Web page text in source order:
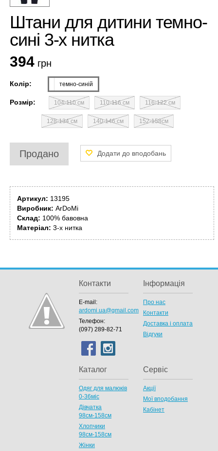
Штани для дитини темно-
сині 3-х нитка
394 грн
Колір: темно-синій
Розмір: 104-110 см 110-116 см 116-122 см
128-134 см 140-146 см 152-158см
Продано
Артикул: 13195
Виробник: ArDoMi
Склад: 100% бавовна
Матеріал: 3-х нитка
Контакти
E-mail:
ardomi.ua@gmail.com
Телефон:
(097) 289-82-71
Інформація
Про нас
Контакти
Доставка і оплата
Відгуки
Каталог
Одяг для малюків
0-36міс
Дівчатка
98cм-158см
Хлопчики
98см-158см
Жінки
Сервіс
Акції
Мої вподобання
Кабінет